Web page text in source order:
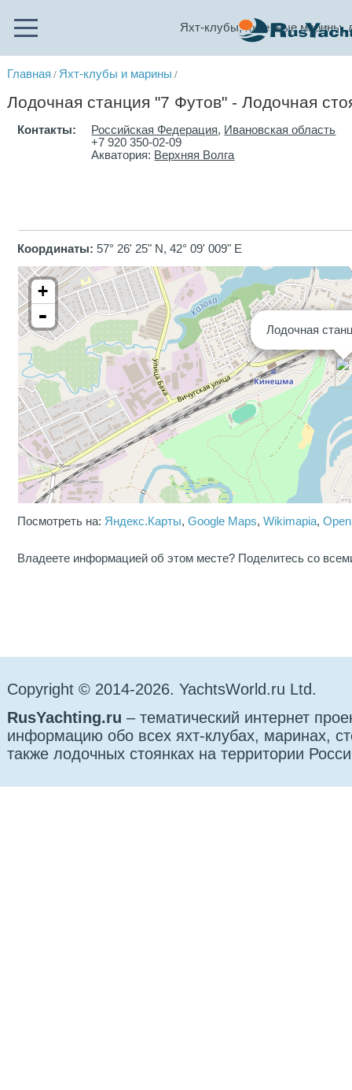
Яхт-клубы, яхтенные марины,
Главная / Яхт-клубы и марины /
Лодочная станция "7 Футов" - Лодочная
Контакты: Российская Федерация, Ивановская область
+7 920 350-02-09
Акватория: Верхняя Волга
Координаты: 57° 26' 25" N, 42° 09' 009" E
Лодочная
+
-
Посмотреть на: Яндекс.Карты,Google Maps,Wikimapia,
Владеете информацией об этом месте? Поделитесь со
Copyright © 2014-2026. YachtsWorld.ru Ltd.
RusYachting.ru – тематический интернет
информацию обо всех яхт-клубах, маринах,
также лодочных стоянках на территории